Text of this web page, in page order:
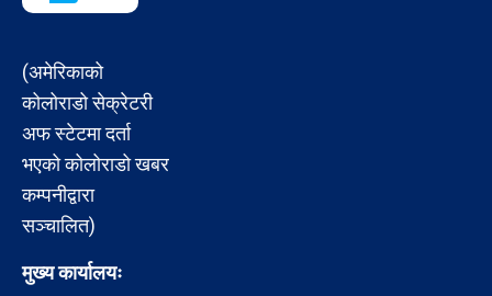
(अमेरिकाको
कोलोराडो सेक्रेटरी
अफ स्टेटमा दर्ता
भएको कोलोराडो खबर
कम्पनीद्वारा
सञ्चालित)
मुख्य कार्यालयः